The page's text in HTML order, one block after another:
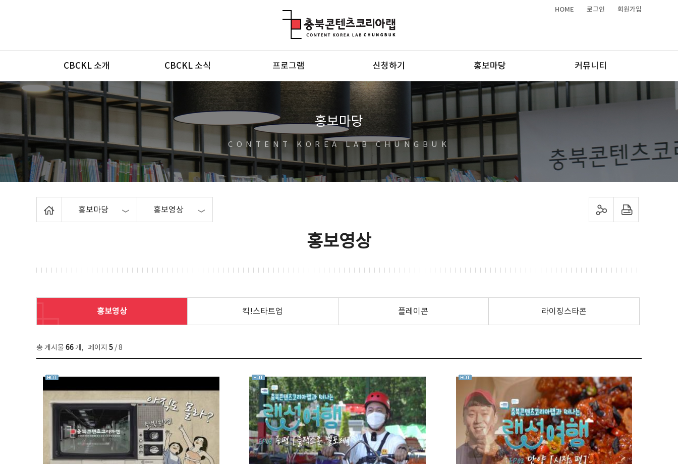
HOME 로그인 회원가입
메뉴
CBCKL 소개 CBCKL 소식 프로그램 신청하기 홍보마당 커뮤니티
홍보마당
CONTENT KOREA LAB CHUNGBUK
홍보마당 홍보영상 sns 공유하기 프린트하기
홍보영상
홍보영상 킥!스타트업 플레이콘 라이징스타콘
총 게시물 66 개, 페이지 5 / 8